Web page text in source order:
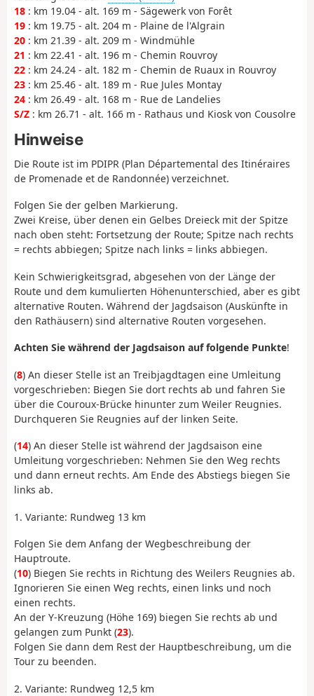
18 : km 19.04 - alt. 169 m - Sägewerk von Forêt
19 : km 19.75 - alt. 204 m - Plaine de l'Algrain
20 : km 21.39 - alt. 209 m - Windmühle
21 : km 22.41 - alt. 196 m - Chemin Rouvroy
22 : km 24.24 - alt. 182 m - Chemin de Ruaux in Rouvroy
23 : km 25.46 - alt. 189 m - Rue Jules Montay
24 : km 26.49 - alt. 168 m - Rue de Landelies
S/Z : km 26.71 - alt. 166 m - Rathaus und Kiosk von Cousolre
Hinweise
Die Route ist im PDIPR (Plan Départemental des Itinéraires
de Promenade et de Randonnée) verzeichnet.
Folgen Sie der gelben Markierung.
Zwei Kreise, über denen ein Gelbes Dreieck mit der Spitze
nach oben steht: Fortsetzung der Route; Spitze nach rechts
= rechts abbiegen; Spitze nach links = links abbiegen.
Kein Schwierigkeitsgrad, abgesehen von der Länge der
Route und dem kumulierten Höhenunterschied, aber es gibt
alternative Routen. Während der Jagdsaison (Auskünfte in
den Rathäusern) sind alternative Routen vorgesehen.
Achten Sie während der Jagdsaison auf folgende Punkte!
(8) An dieser Stelle ist an Treibjagdtagen eine Umleitung
vorgeschrieben: Biegen Sie dort rechts ab und fahren Sie
über die Couroux-Brücke hinunter zum Weiler Reugnies.
Durchqueren Sie Reugnies auf der linken Seite.
(14) An dieser Stelle ist während der Jagdsaison eine
Umleitung vorgeschrieben: Nehmen Sie den Weg rechts
und dann erneut rechts. Am Ende des Abstiegs biegen Sie
links ab.
1. Variante: Rundweg 13 km
Folgen Sie dem Anfang der Wegbeschreibung der
Hauptroute.
(10) Biegen Sie rechts in Richtung des Weilers Reugnies ab.
Ignorieren Sie einen Weg rechts, einen links und noch
einen rechts.
An der Y-Kreuzung (Höhe 169) biegen Sie rechts ab und
gelangen zum Punkt (23).
Folgen Sie dann dem Rest der Hauptbeschreibung, um die
Tour zu beenden.
2. Variante: Rundweg 12,5 km